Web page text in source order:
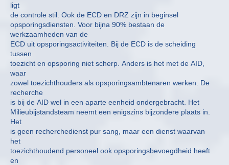
ligt
de controle stil. Ook de ECD en DRZ zijn in beginsel
opsporingsdiensten. Voor bijna 90% bestaan de
werkzaamheden van de
ECD uit opsporingsactiviteiten. Bij de ECD is de scheiding
tussen
toezicht en opsporing niet scherp. Anders is het met de AID,
waar
zowel toezichthouders als opsporingsambtenaren werken. De
recherche
is bij de AID wel in een aparte eenheid ondergebracht. Het
Milieubijstandsteam neemt een enigszins bijzondere plaats in.
Het
is geen recherchedienst pur sang, maar een dienst waarvan
het
toezichthoudend personeel ook opsporingsbevoegdheid heeft
en